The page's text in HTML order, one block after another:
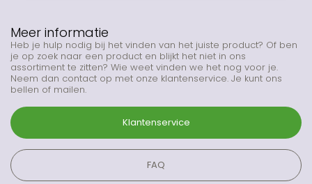
Meer informatie
Heb je hulp nodig bij het vinden van het juiste product? Of ben
je op zoek naar een product en blijkt het niet in ons
assortiment te zitten? Wie weet vinden we het nog voor je.
Neem dan contact op met onze klantenservice. Je kunt ons
bellen of mailen.
Klantenservice
FAQ